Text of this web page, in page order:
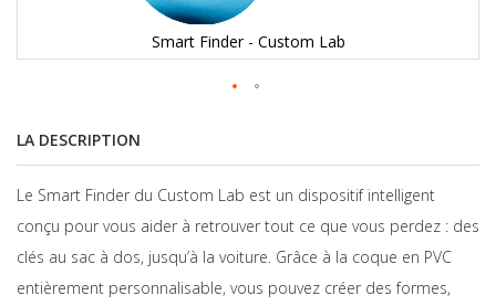
Smart Finder - Custom Lab
LA DESCRIPTION
Le Smart Finder du Custom Lab est un dispositif intelligent
conçu pour vous aider à retrouver tout ce que vous perdez : des
clés au sac à dos, jusqu’à la voiture. Grâce à la coque en PVC
entièrement personnalisable, vous pouvez créer des formes,